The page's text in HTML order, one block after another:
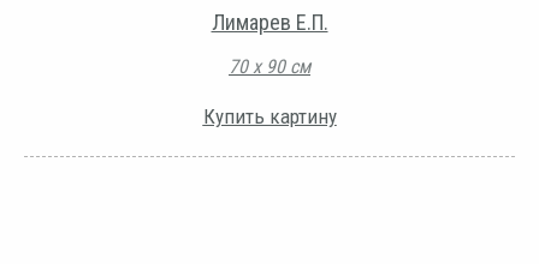
Лимарев Е.П.
70 х 90 см
Купить картину